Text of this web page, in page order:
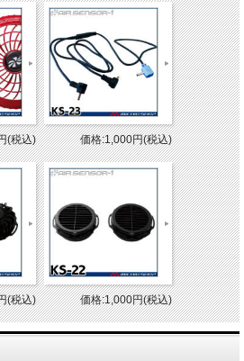
(税込) 価格:1,000円(税込)
(税込) 価格:1,000円(税込)